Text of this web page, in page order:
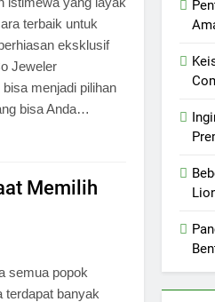
terbaik untuk
eksklusif
Jeweler
menjadi pilihan
bisa Anda…
Memilih
semua popok
terdapat banyak